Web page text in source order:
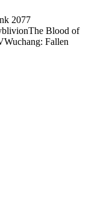
2077
The Blood of
Wuchang: Fallen